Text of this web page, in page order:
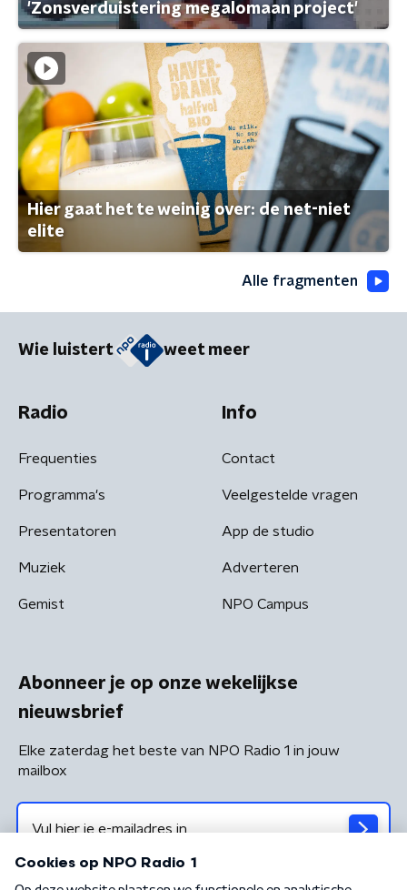
'Zonsverduistering megalomaan project'
Hier gaat het te weinig over: de net-niet
elite
Alle fragmenten
Wie luistert weet meer
Radio
Frequenties
Programma's
Presentatoren
Muziek
Gemist
Info
Contact
Veelgestelde vragen
App de studio
Adverteren
NPO Campus
Abonneer je op onze wekelijkse
nieuwsbrief
Elke zaterdag het beste van NPO Radio 1 in jouw
mailbox